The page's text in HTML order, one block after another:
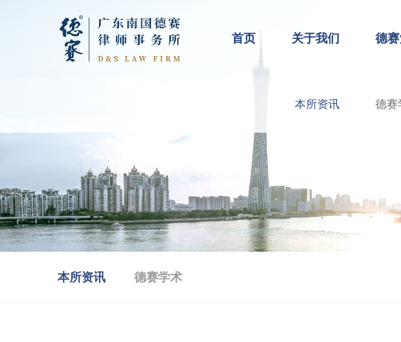
首页 关于我们 德
本所资讯 德赛
本所资讯 德赛学术